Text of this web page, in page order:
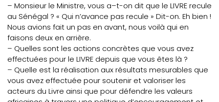
– Monsieur le Ministre, vous a–t-on dit que le LIVRE recule
au Sénégal ? « Qui n’avance pas recule » Dit-on. Eh bien !
Nous avions fait un pas en avant, nous voilà qui en
faisons deux en arrière.
– Quelles sont les actions concrètes que vous avez
effectuées pour le LIVRE depuis que vous êtes là ?
– Quelle est la réalisation aux résultats mesurables que
vous avez effectuée pour soutenir et valoriser les
acteurs du Livre ainsi que pour défendre les valeurs